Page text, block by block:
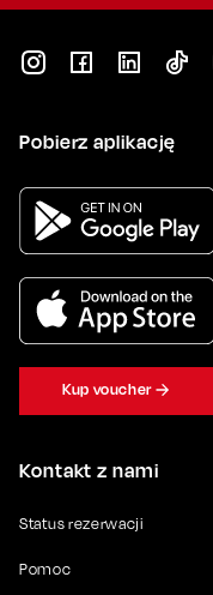
Kontakt z nami
Status rezerwacji
Pomoc
Pobierz aplikację
Kup voucher